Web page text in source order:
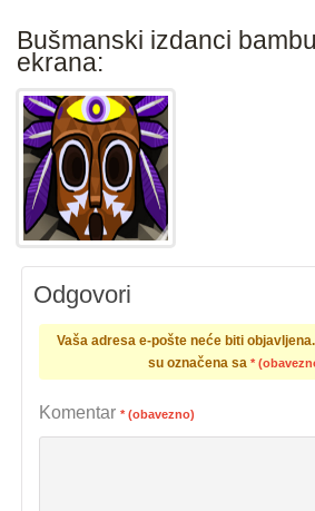
Bušmanski izdanci
ekrana:
Odgovori
Vaša adresa e-pošte neće biti objavljena.
su označena sa *
Komentar * (obavezno)